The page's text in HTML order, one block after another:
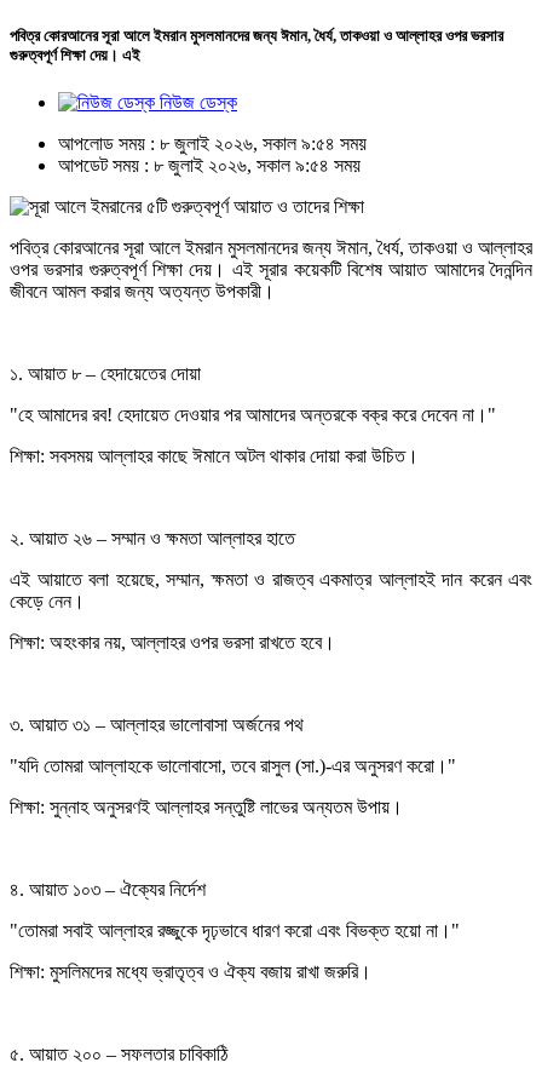
পবিত্র কোরআনের সূরা আলে ইমরান মুসলমানদের জন্য ঈমান, ধৈর্য, তাকওয়া ও আল্লাহর ওপর ভরসার
গুরুত্বপূর্ণ শিক্ষা দেয়। এই
নিউজ ডেস্ক
আপলোড সময় : ৮ জুলাই ২০২৬, সকাল ৯:৫৪ সময়
আপডেট সময় : ৮ জুলাই ২০২৬, সকাল ৯:৫৪ সময়
পবিত্র কোরআনের সূরা আলে ইমরান মুসলমানদের জন্য ঈমান, ধৈর্য, তাকওয়া ও আল্লাহর
ওপর ভরসার গুরুত্বপূর্ণ শিক্ষা দেয়। এই সূরার কয়েকটি বিশেষ আয়াত আমাদের দৈনন্দিন
জীবনে আমল করার জন্য অত্যন্ত উপকারী।
১. আয়াত ৮ – হেদায়েতের দোয়া
"হে আমাদের রব! হেদায়েত দেওয়ার পর আমাদের অন্তরকে বক্র করে দেবেন না।"
শিক্ষা: সবসময় আল্লাহর কাছে ঈমানে অটল থাকার দোয়া করা উচিত।
২. আয়াত ২৬ – সম্মান ও ক্ষমতা আল্লাহর হাতে
এই আয়াতে বলা হয়েছে, সম্মান, ক্ষমতা ও রাজত্ব একমাত্র আল্লাহই দান করেন এবং
কেড়ে নেন।
শিক্ষা: অহংকার নয়, আল্লাহর ওপর ভরসা রাখতে হবে।
৩. আয়াত ৩১ – আল্লাহর ভালোবাসা অর্জনের পথ
"যদি তোমরা আল্লাহকে ভালোবাসো, তবে রাসুল (সা.)-এর অনুসরণ করো।"
শিক্ষা: সুন্নাহ অনুসরণই আল্লাহর সন্তুষ্টি লাভের অন্যতম উপায়।
৪. আয়াত ১০৩ – ঐক্যের নির্দেশ
"তোমরা সবাই আল্লাহর রজ্জুকে দৃঢ়ভাবে ধারণ করো এবং বিভক্ত হয়ো না।"
শিক্ষা: মুসলিমদের মধ্যে ভ্রাতৃত্ব ও ঐক্য বজায় রাখা জরুরি।
৫. আয়াত ২০০ – সফলতার চাবিকাঠি